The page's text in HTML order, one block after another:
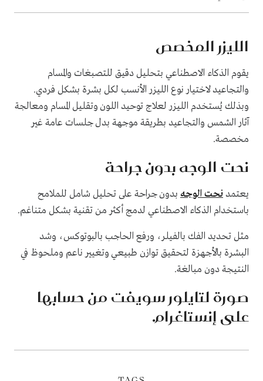
الليزر المخصص
يقوم الذكاء الاصطناعي بتحليل دقيق للتصبغات والمسام
والتجاعيد لاختيار نوع الليزر الأنسب لكل بشرة بشكل فردي.
وبذلك يُستخدم الليزر لعلاج توحيد اللون وتقليل المسام ومعالجة
آثار الشمس والتجاعيد بطريقة موجهة بدل جلسات عامة غير
مخصصة.
نحت الوجه بدون جراحة
يعتمد نحت الوجه بدون جراحة على تحليل شامل للملامح
باستخدام الذكاء الاصطناعي لدمج أكثر من تقنية بشكل متناغم.
مثل تحديد الفك بالفيلر، ورفع الحاجب بالبوتوكس، وشد
البشرة بالأجهزة لتحقيق توازن طبيعي وتغيير ناعم وملحوظ في
النتيجة دون مبالغة.
صورة لتايلور سويفت من حسابها
على إنستاغرام.